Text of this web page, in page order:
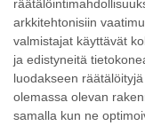
arkkitehtonisiin
valmistajat käyttävät
ja edistyneitä
luodakseen
olemassa olevan
samalla kun ne